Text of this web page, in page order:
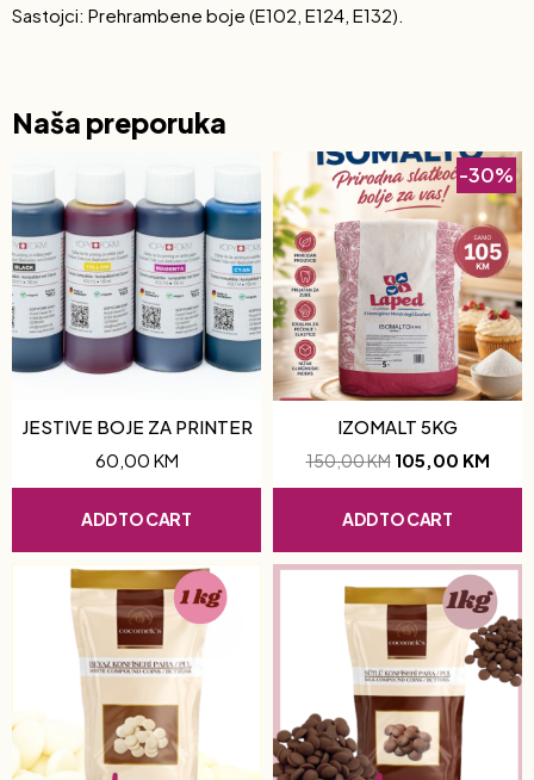
Sastojci: Prehrambene boje (E102, E124, E132).
Naša preporuka
JESTIVE BOJE ZA PRINTER
60,00 KM
ADD TO CART
-30%
IZOMALT 5KG
150,00KM 105,00 KM
ADD TO CART